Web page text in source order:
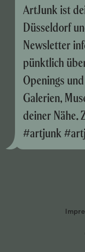
ArtJunk ist
Düsseldorf
Newsletter
pünktlich
Openings
Galerien,
deiner Nähe.
#artjunk